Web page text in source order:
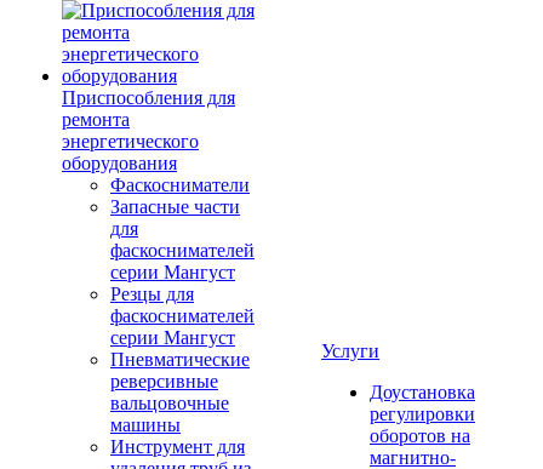
Приспособления для
ремонта
энергетического
оборудования
Фаскосниматели
Запасные части
для
фаскоснимателей
серии Мангуст
Резцы для
фаскоснимателей
серии Мангуст
Пневматические
реверсивные
вальцовочные
машины
Инструмент для
Услуги
Доустановка
регулировки
оборотов на
магнитно-